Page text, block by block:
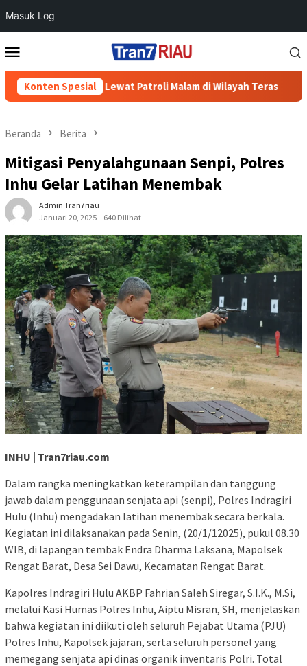
Masuk Log
ke
Mobile
Konten Spesial
Cegah 3C Lewat Patroli Malam di Wilayah Teras 700
Beranda Berita
Mitigasi Penyalahgunaan Senpi, Polres
Inhu Gelar Latihan Menembak
Admin Tran7riau
Januari 20, 2025
640 Dilihat
INHU | Tran7riau.com
Dalam rangka meningkatkan keterampilan dan tanggung
jawab dalam penggunaan senjata api (senpi), Polres Indragiri
Hulu (Inhu) mengadakan latihan menembak secara berkala.
Kegiatan ini dilaksanakan pada Senin, (20/1/12025), pukul 08.30
WIB, di lapangan tembak Endra Dharma Laksana, Mapolsek
Rengat Barat, Desa Sei Dawu, Kecamatan Rengat Barat.
Kapolres Indragiri Hulu AKBP Fahrian Saleh Siregar, S.I.K., M.Si,
melalui Kasi Humas Polres Inhu, Aiptu Misran, SH, menjelaskan
bahwa kegiatan ini diikuti oleh seluruh Pejabat Utama (PJU)
Polres Inhu, Kapolsek jajaran, serta seluruh personel yang
memegang senjata api dinas organik inventaris Polri. Total